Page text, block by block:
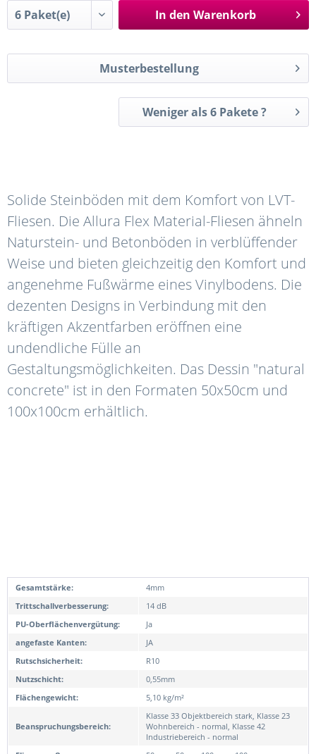
In den Warenkorb
Musterbestellung
Weniger als 6 Pakete ?
Solide Steinböden mit dem Komfort von LVT-
Fliesen. Die Allura Flex Material-Fliesen ähneln
Naturstein- und Betonböden in verblüffender
Weise und bieten gleichzeitig den Komfort und
angenehme Fußwärme eines Vinylbodens. Die
dezenten Designs in Verbindung mit den
kräftigen Akzentfarben eröffnen eine
undendliche Fülle an
Gestaltungsmöglichkeiten. Das Dessin "natural
concrete" ist in den Formaten 50x50cm und
100x100cm erhältlich.
Gesamtstärke:
4mm
Trittschallverbesserung:
14 dB
PU-Oberflächenvergütung:
Ja
angefaste Kanten:
JA
Rutschsicherheit:
R10
Nutzschicht:
0,55mm
Flächengewicht:
5,10 kg/m²
Beanspruchungsbereich:
Klasse 33 Objektbereich stark, Klasse 23
Wohnbereich - normal, Klasse 42
Industriebereich - normal